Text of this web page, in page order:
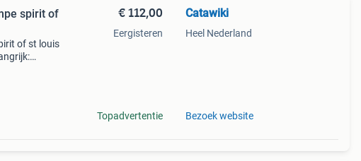
spirit of
of st louis
€ 112,00
Eergisteren
Topadvertentie
Catawiki
Heel Nederland
Bezoek website